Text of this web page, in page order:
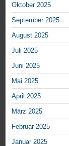
Oktober 2025
September 2025
August 2025
Juli 2025
Juni 2025
Mai 2025
April 2025
März 2025
Februar 2025
Januar 2025